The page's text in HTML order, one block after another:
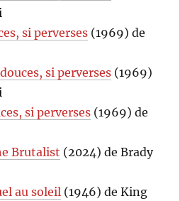
si perverses (1969) de
si perverses (1969)
si perverses (1969) de
Brutalist (2024) de Brady
au soleil (1946) de King